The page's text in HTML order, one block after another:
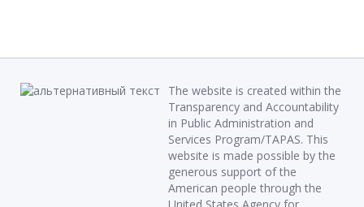
The website is created within the
Transparency and Accountability
in Public Administration and
Services Program/TAPAS. This
website is made possible by the
generous support of the
American people through the